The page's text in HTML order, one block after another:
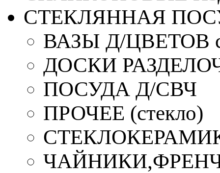
СТЕКЛЯННАЯ
ВАЗЫ Д/ЦВЕТОВ
ДОСКИ
ПОСУДА Д/СВЧ
ПРОЧЕЕ (стекло)